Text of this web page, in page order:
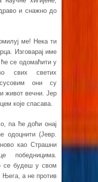
и снажно до
ме! Нека ти
Изговарај име
се одомаћити у
свих светих
они су
живот вечни. Јер
које спасава.
па ће доћи онај
одоцнити (Јевр.
као Страшни
победницима.
се будеш у свом
Њега, а не против